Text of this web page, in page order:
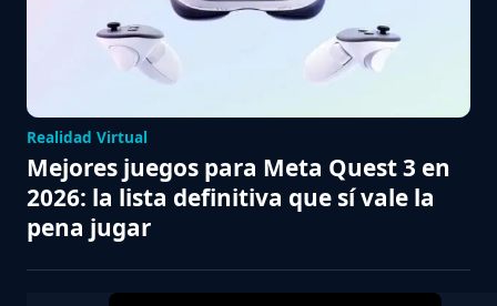
Realidad Virtual
Mejores juegos para Meta Quest 3 en
2026: la lista definitiva que sí vale la
pena jugar